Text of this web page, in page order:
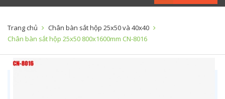
Trang chủ
Chân bàn sắt hộp 25x50 và 40x40
Chân bàn sắt hộp 25x50 800x1600mm CN-8016